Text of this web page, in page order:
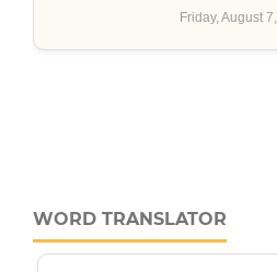
WORD TRANSLATOR